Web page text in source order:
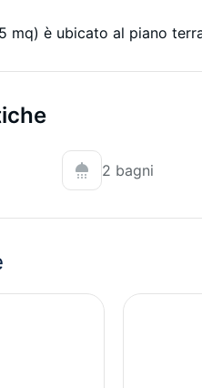
mq) è ubicato al piano
2 bagni